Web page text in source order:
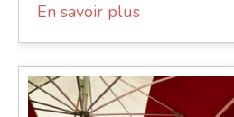
En savoir plus